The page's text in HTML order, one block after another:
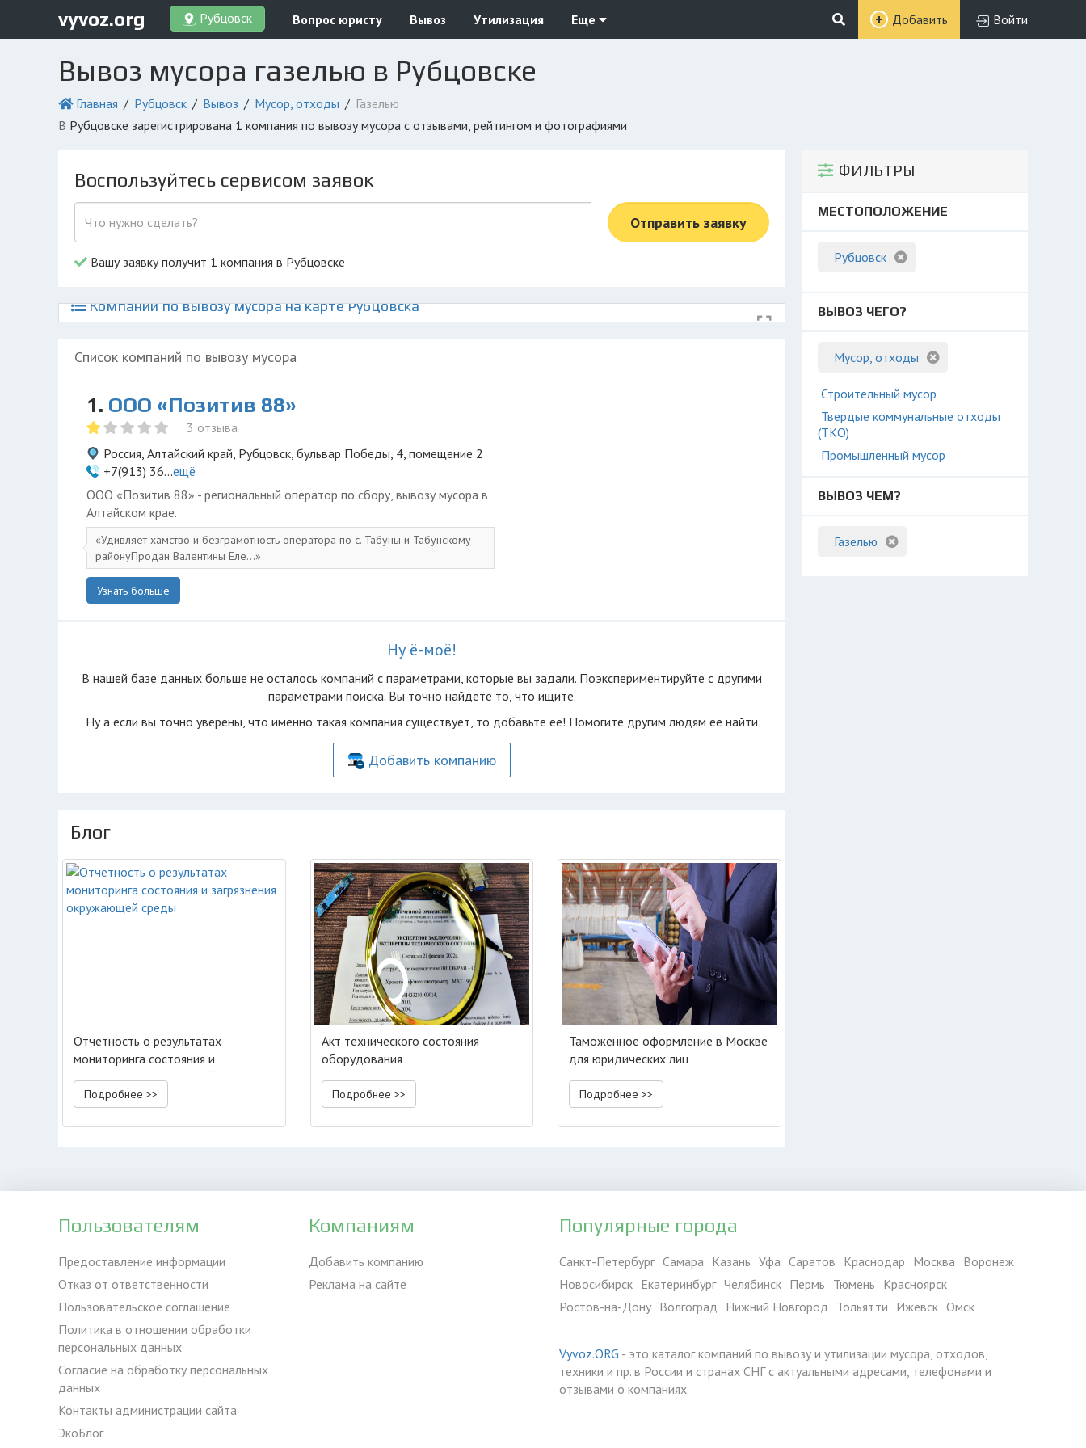
vyvoz.org Рубцовск Вопрос юристу Вывоз Утилизация Еще Добавить Войти
Вывоз мусора газелью в Рубцовске
Главная Рубцовск Вывоз Мусор, отходы
Газелью
в Рубцовске зарегистрирована 1 компания по вывозу мусора с отзывами, рейтингом и фотографиями
ФИЛЬТРЫ
МЕСТОПОЛОЖЕНИЕ
Рубцовск
ВЫВОЗ ЧЕГО?
Мусор, отходы
Строительный мусор
Твердые коммунальные отходы
(ТКО)
Промышленный мусор
ВЫВОЗ ЧЕМ?
Газелью
Воспользуйтесь сервисом заявок
Отправить заявку
Вашу заявку получит 1 компания в Рубцовске
Компании по вывозу мусора на карте Рубцовска
Список компаний по вывозу мусора
1. ООО «Позитив 88»
3 отзыва
Россия, Алтайский край, Рубцовск, бульвар Победы, 4, помещение 2
+7(913) 36...ещё
ООО «Позитив 88» - региональный оператор по сбору, вывозу мусора в
Алтайском крае.
Удивляет хамство и безграмотность оператора по с. Табуны и Табунскому
районуПродан Валентины Еле...
Узнать больше
Ну ё-моё!
В нашей базе данных больше не осталоcь компаний с параметрами, которые вы задали. Поэкспериментируйте с другими
параметрами поиска. Вы точно найдете то, что ищите.
Ну а если вы точно уверены, что именно такая компания существует, то добавьте её! Помогите другим людям её найти
Добавить компанию
Блог
Отчетность о результатах
мониторинга состояния и
загрязнения окружающей среды
Подробнее >>
Акт технического состояния
оборудования
Подробнее >>
Таможенное оформление в Москве
для юридических лиц
Подробнее >>
Пользователям
Предоставление информации
Отказ от ответственности
Пользовательское соглашение
Политика в отношении обработки
персональных данных
Согласие на обработку персональных
данных
Контакты администрации сайта
ЭкоБлог
Компаниям
Добавить компанию
Реклама на сайте
Популярные города
Санкт-Петербург Самара Казань Уфа Саратов Краснодар Москва Воронеж
Новосибирск Екатеринбург Челябинск Пермь Тюмень Красноярск
Ростов-на-Дону Волгоград Нижний Новгород Тольятти Ижевск Омск
Vyvoz.ORG - это каталог компаний по вывозу и утилизации мусора, отходов,
техники и пр. в России и странах СНГ с актуальными адресами, телефонами и
отзывами о компаниях.